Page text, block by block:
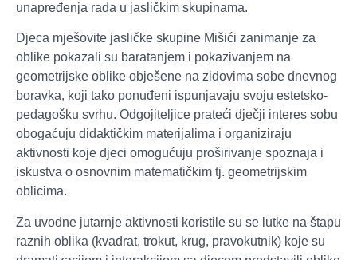
unapređenja rada u jasličkim skupinama.
Djeca mješovite jasličke skupine Mišići zanimanje za
oblike pokazali su baratanjem i pokazivanjem na
geometrijske oblike obješene na zidovima sobe dnevnog
boravka, koji tako ponuđeni ispunjavaju svoju estetsko-
pedagošku svrhu. Odgojiteljice prateći dječji interes sobu
obogaćuju didaktičkim materijalima i organiziraju
aktivnosti koje djeci omogućuju proširivanje spoznaja i
iskustva o osnovnim matematičkim tj. geometrijskim
oblicima.
Za uvodne jutarnje aktivnosti koristile su se lutke na štapu
raznih oblika (kvadrat, trokut, krug, pravokutnik) koje su